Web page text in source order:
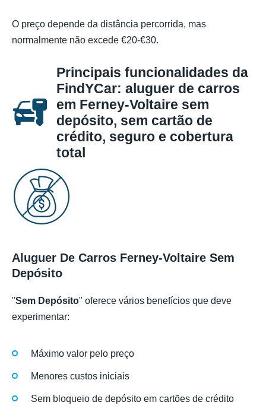
O preço depende da distância percorrida, mas
normalmente não excede €20-€30.
Principais funcionalidades da
FindYCar: aluguer de carros
em Ferney-Voltaire sem
depósito, sem cartão de
crédito, seguro e cobertura
total
Aluguer De Carros Ferney-Voltaire Sem
Depósito
"Sem Depósito" oferece vários benefícios que deve
experimentar:
Máximo valor pelo preço
Menores custos iniciais
Sem bloqueio de depósito em cartões de crédito